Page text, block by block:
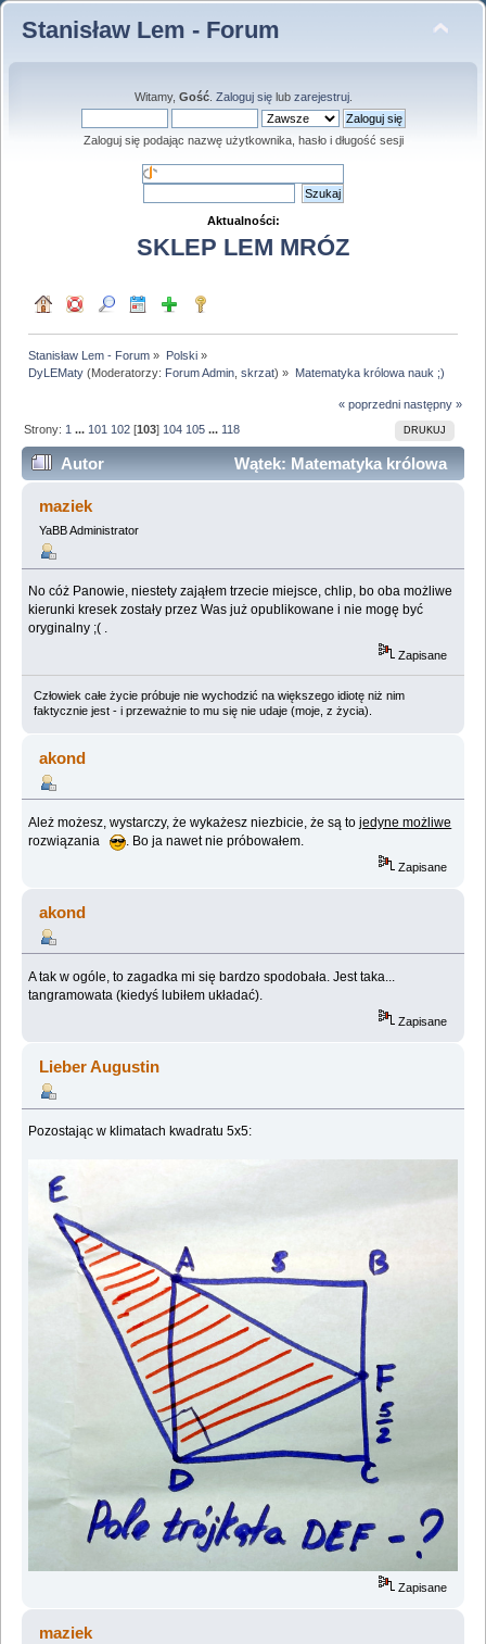
Stanisław Lem - Forum
Witamy, Gość. Zaloguj sięlub zarejestruj.
Zaloguj się podając nazwę użytkownika, hasło i długość sesji
Aktualności:
SKLEP LEM MRÓZ
Stanisław Lem - Forum » Polski»
DyLEMaty (Moderatorzy: Forum Admin ,skrzat) » Matematyka królowa nauk ;)
« poprzedni następny »
DRUKUJ
Strony: 1 ... 101 102 [103] 104 105 ... 118
Autor
Wątek: Matematyka królowa
nauk ;) (Przeczytany 1969241 razy)
maziek
YaBB Administrator
No cóż Panowie, niestety zająłem trzecie miejsce, chlip, bo oba możliwe
kierunki kresek zostały przez Was już opublikowane i nie mogę być
oryginalny ;( .
Zapisane
Człowiek całe życie próbuje nie wychodzić na większego idiotę niż nim
faktycznie jest - i przeważnie to mu się nie udaje (moje, z życia).
akond
Ależ możesz, wystarczy, że wykażesz niezbicie, że są tojedyne możliwe
rozwiązania
. Bo ja nawet nie próbowałem.
Zapisane
akond
A tak w ogóle, to zagadka mi się bardzo spodobała. Jest taka...
tangramowata (kiedyś lubiłem układać).
Zapisane
Lieber Augustin
Pozostając w klimatach kwadratu 5x5:
Zapisane
maziek